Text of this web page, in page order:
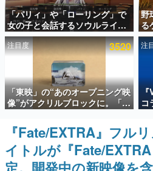
アプリセール情報
インタビュー
連載・特集一覧
殿堂入り記事
SNS拡散数が数千以上！
ど。多くの人々に読まれ
事をまとめました。
ゲームの企画書
名作ゲームクリエイター
聞きし、ヒットする企画
きます。
「パリィ」や「ローリング」で
女の子と会話するソウルライク
恋愛ゲーム『小早川さんはソウ
ルライク』無料公開。返事に失
敗すると「YOU DIED」
野
る
シ
プ
注目度 3520
「東映」の“あのオープニング映
像”がアクリルブロックに。「東
映ヒストリカル グッズコレクシ
ョン」が8月下旬より発売
注
コ
よ
『Fate/EXTRA』フル
イトルが『Fate/
定。開発中の新映像を